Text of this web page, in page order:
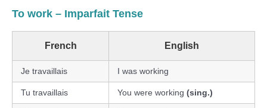
To work – Imparfait Tense
French English
Je travaillais I was working
Tu travaillais You were working (sing.)